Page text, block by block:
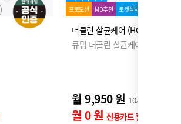
프로모션 MD추천 로켓설치
더클린 살균케어 (HQB-P530W0D)
큐밍 더클린 살균케어
월 9,950 원 10개월 후 월
월 0 원 신용카드 할인가